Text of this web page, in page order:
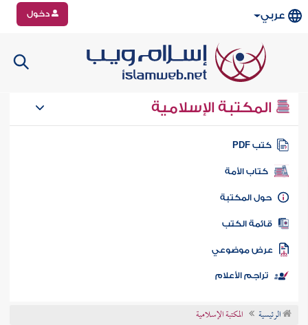
عربي دخول
المكتبة الإسلامية
كتب PDF
كتاب الأمة
المكتبة
الكتب
موضوعي
تراجم الأعلام
الرئيسية المكتبة الإسلامية